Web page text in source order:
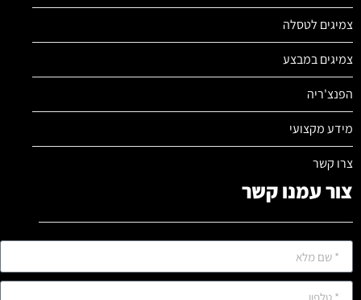
צמיגים לטסלה
צמיגים במבצע
הפנצ'ריה
מידע מקצועי
צרו קשר
צור עמנו קשר